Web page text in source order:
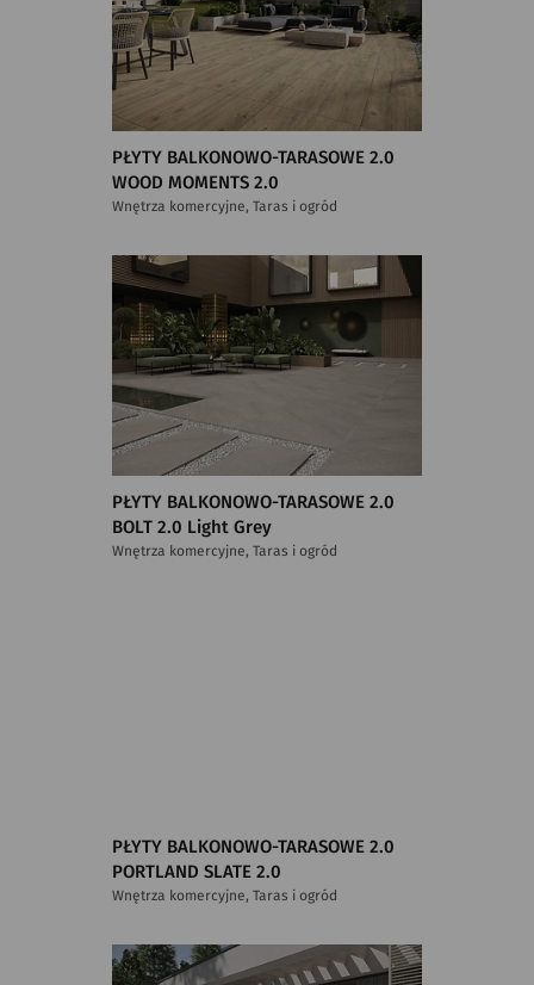
PŁYTY BALKONOWO-TARASOWE 2.0
WOOD MOMENTS 2.0
Wnętrza komercyjne, Taras i ogród
PŁYTY BALKONOWO-TARASOWE 2.0
BOLT 2.0 Light Grey
Wnętrza komercyjne, Taras i ogród
PŁYTY BALKONOWO-TARASOWE 2.0
PORTLAND SLATE 2.0
Wnętrza komercyjne, Taras i ogród